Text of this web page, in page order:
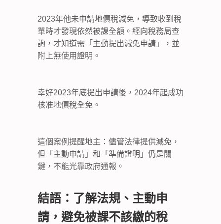
2023年他未申請地價稅減免，導致收到稅
單時才發現依然被課全額。經向稅務局查
詢，才知道需「主動提出減免申請」，並
附上無使用證明。
幸好2023年底提出申請後，2024年起成功
核准地價稅全免。
這個案例提醒地主：儘管法律提供減免，
但「主動申請」和「準備證明」仍是關
鍵，不能光靠政府通報。
結語：了解法規、主動申
請，避免被課不該繳的稅